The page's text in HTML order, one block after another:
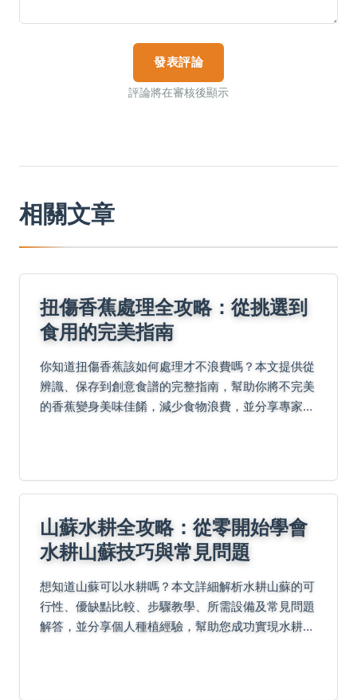
發表評論
評論將在審核後顯示
相關文章
扭傷香蕉處理全攻略：從挑選到
食用的完美指南
你知道扭傷香蕉該如何處理才不浪費嗎？本文提供從
辨識、保存到創意食譜的完整指南，幫助你將不完美
的香蕉變身美味佳餚，減少食物浪費，並分享專家級
山蘇水耕全攻略：從零開始學會
水耕山蘇技巧與常見問題
想知道山蘇可以水耕嗎？本文詳細解析水耕山蘇的可
行性、優缺點比較、步驟教學、所需設備及常見問題
解答，並分享個人種植經驗，幫助您成功實現水耕山